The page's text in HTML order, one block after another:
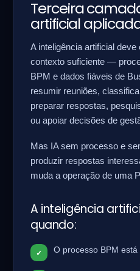
Terceira
artificial
A inteligência artificial
contexto suficiente —
BPM e dados fiáveis de
resumir reuniões,
preparar respostas,
ou apoiar decisões de
Mas IA sem processo e
produzir respostas
muda a operação de uma
A inteligência
quando:
O processo BPM